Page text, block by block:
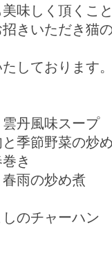
味しく頂くこ
きいただき猫
しております
雲丹風味スープ
と季節野菜の炒
き
春雨の炒め煮
しのチャーハン